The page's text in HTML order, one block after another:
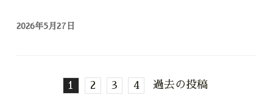
2026年5月27日
1 2 3 4 過去の投稿